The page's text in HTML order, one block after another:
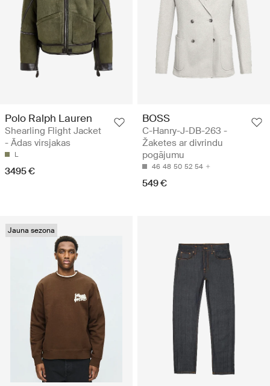
Polo Ralph Lauren
Shearling Flight Jacket
- Ādas virsjakas
L
3495 €
BOSS
C-Hanry-J-DB-263 -
Žaketes ar divrindu
pogājumu
46 48 50 52 54
549 €
Jauna sezona